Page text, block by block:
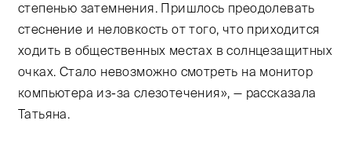
степенью затемнения. Пришлось преодолевать
стеснение и неловкость от того, что приходится
ходить в общественных местах в солнцезащитных
очках. Стало невозможно смотреть на монитор
компьютера из-за слезотечения», — рассказала
Татьяна.